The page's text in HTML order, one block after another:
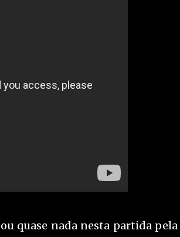
quase nada nesta partida pela